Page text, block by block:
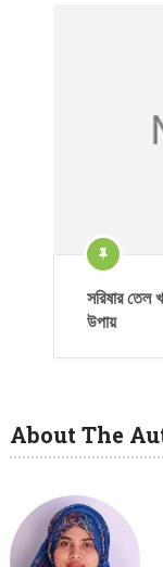
সরিষার তেল
উপায়
About The